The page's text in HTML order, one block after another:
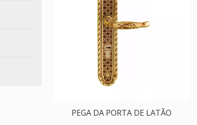
PEGA DA PORTA DE LATÃO